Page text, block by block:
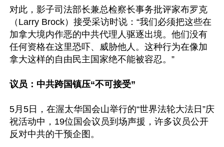
对此，影子司法部长兼总检察长事务批评家布罗克
（Larry Brock）接受采访时说：“我们必须把这些在
加拿大境内作恶的中共代理人驱逐出境。他们没有
任何资格在这里恐吓、威胁他人。这种行为在像加
拿大这样的自由民主国家绝不能被容忍。”
议员：中共跨国镇压“不可接受”
5月5日，在渥太华国会山举行的“世界法轮大法日”庆
祝活动中，19位国会议员到场声援，许多议员公开
反对中共的干预企图。